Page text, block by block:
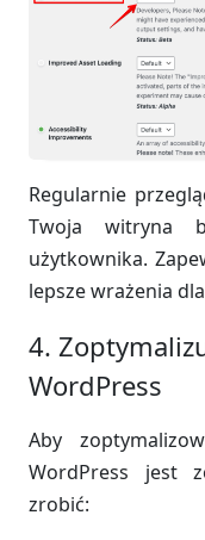
Regularnie
Twoja witryna
użytkownika.
lepsze wrażenia
4.
WordPress
Aby
WordPress jest
zrobić: